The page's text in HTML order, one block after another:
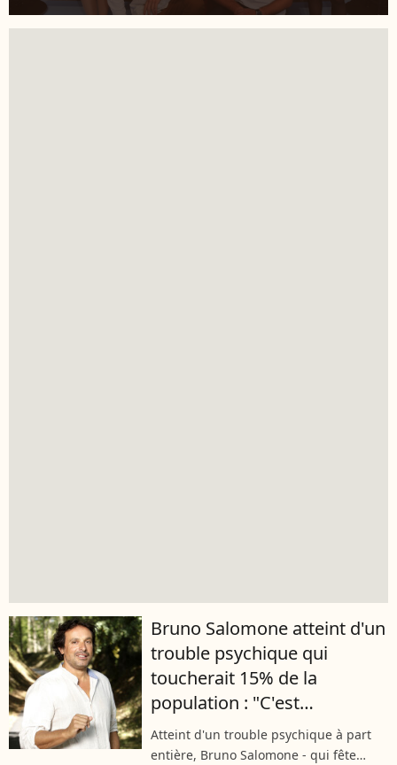
Bruno Salomone atteint d'un
trouble psychique qui
toucherait 15% de la
population : "C'est
compliqué d'en parler..."
Atteint d'un trouble psychique à part
entière, Bruno Salomone - qui fête